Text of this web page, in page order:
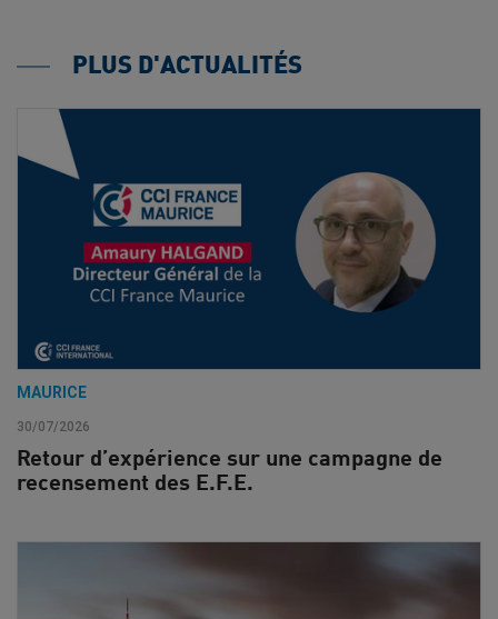
PLUS D'ACTUALITÉS
MAURICE
30/07/2026
Retour d’expérience sur une campagne de
recensement des E.F.E.